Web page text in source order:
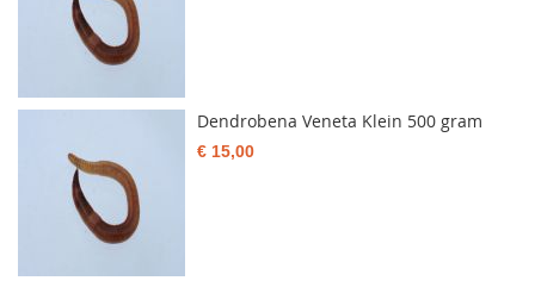
Dendrobena Veneta Klein 500 gram
€ 15,00